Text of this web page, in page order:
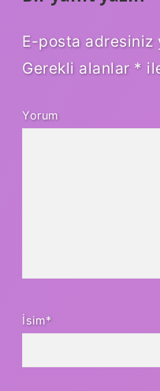
E-posta adresiniz
Gerekli alanlar *
Yorum
İsim*